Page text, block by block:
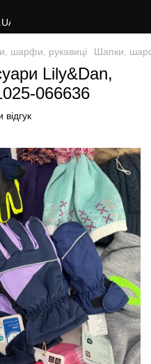
шарфи, рукавиці Шапки,
Lily&Dan,
066636